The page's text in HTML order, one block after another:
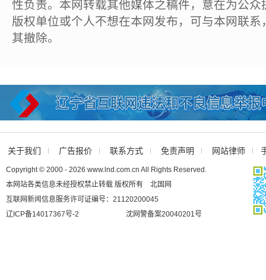
性负责。本网转载其他媒体之稿件，意在为公
版权单位或个人不想在本网发布，可与本网联
其撤除。
关于我们 广告报价 联系方式 免责声明 网站律师
Copyright © 2000 - 2026 www.lnd.com.cn All Rights Reserved.
本网站各类信息未经授权禁止转载 版权所有 北国网
互联网新闻信息服务许可证编号：21120200045
辽ICP备14017367号-2
沈网警备案20040201号